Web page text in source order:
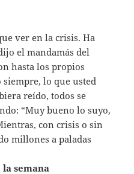
ver en la crisis. Ha
el mandamás del
hasta los propios
siempre, lo que usted
reído, todos se
“Muy bueno lo suyo,
con crisis o sin
millones a paladas
semana